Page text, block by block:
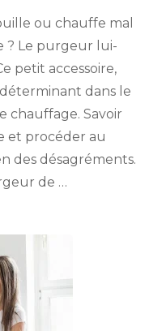
ou chauffe mal
? Le purgeur lui-
petit accessoire,
dans le
chauffage. Savoir
et procéder au
des désagréments.
de …